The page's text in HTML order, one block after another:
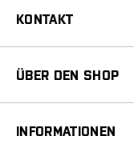
KONTAKT
ÜBER DEN SHOP
INFORMATIONEN